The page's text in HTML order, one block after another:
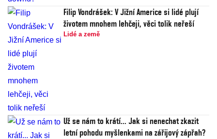
Filip Vondrášek: V Jižní Americe si lidé plují
životem mnohem lehčeji, věci tolik neřeší
Lidé a země
Už se nám to krátí... Jak si nenechat zkazit
letní pohodu myšlenkami na zářijový zápřah?